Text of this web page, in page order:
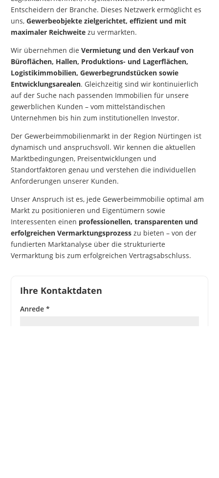
Entscheidern der Branche. Dieses Netzwerk ermöglicht es
uns,Gewerbeobjekte zielgerichtet, effizient und mit
maximaler Reichweite zu vermarkten.
Wir übernehmen dieVermietung und den Verkauf von
Büroflächen, Hallen, Produktions- und Lagerflächen,
Logistikimmobilien, Gewerbegrundstücken sowie
Entwicklungsarealen. Gleichzeitig sind wir kontinuierlich
auf der Suche nach passenden Immobilien für unsere
gewerblichen Kunden – vom mittelständischen
Unternehmen bis hin zum institutionellen Investor.
Der Gewerbeimmobilienmarkt in der Region Nürtingen ist
dynamisch und anspruchsvoll. Wir kennen die aktuellen
Marktbedingungen, Preisentwicklungen und
Standortfaktoren genau und verstehen die individuellen
Anforderungen unserer Kunden.
Unser Anspruch ist es, jede Gewerbeimmobilie optimal am
Markt zu positionieren und Eigentümern sowie
Interessenten einen professionellen, transparenten und
erfolgreichen Vermarktungsprozess zu bieten – von der
fundierten Marktanalyse über die strukturierte
Vermarktung bis zum erfolgreichen Vertragsabschluss.
Ihre Kontaktdaten
Anrede *